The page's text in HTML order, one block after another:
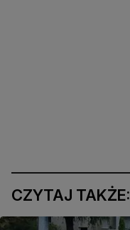
CZYTAJ TAKŻE: